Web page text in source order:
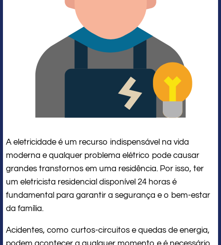
A eletricidade é um recurso indispensável na vida
moderna e qualquer problema elétrico pode causar
grandes transtornos em uma residência. Por isso, ter
um eletricista residencial disponível 24 horas é
fundamental para garantir a segurança e o bem-estar
da família.
Acidentes, como curtos-circuitos e quedas de energia,